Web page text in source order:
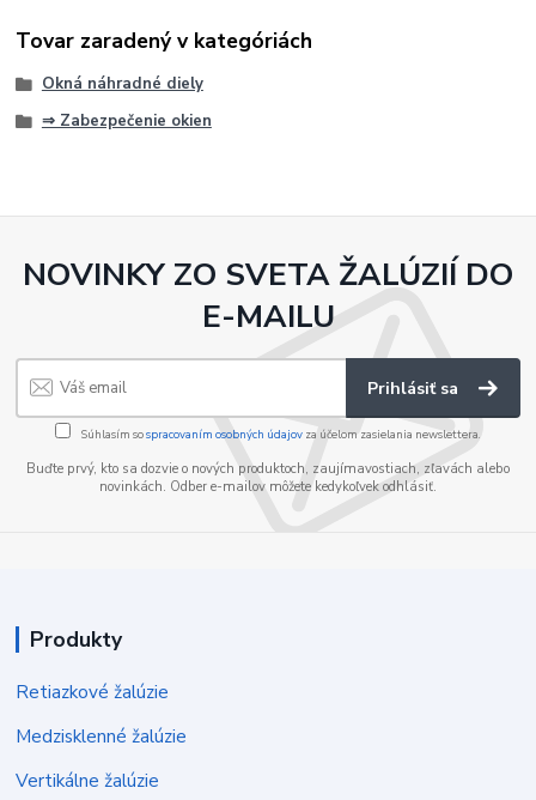
Tovar zaradený v kategóriách
Okná náhradné diely
⇒ Zabezpečenie okien
NOVINKY ZO SVETA ŽALÚZIÍ DO
E-MAILU
Prihlásiť sa
Súhlasím sospracovaním osobných údajov za účelom zasielania newslettera.
Buďte prvý, kto sa dozvie o nových produktoch, zaujímavostiach, zľavách alebo
novinkách. Odber e-mailov môžete kedykoľvek odhlásiť.
Produkty
Retiazkové žalúzie
Medzisklenné žalúzie
Vertikálne žalúzie